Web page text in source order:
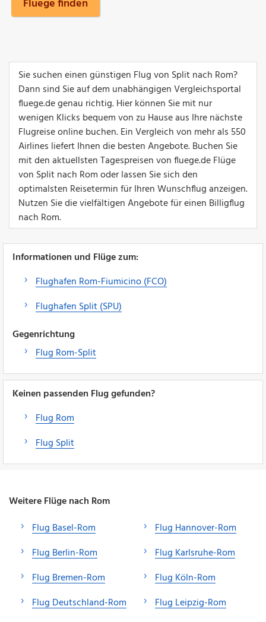
Fluege finden
Sie suchen einen günstigen Flug von Split nach Rom?
Dann sind Sie auf dem unabhängigen Vergleichsportal
fluege.de genau richtig. Hier können Sie mit nur
wenigen Klicks bequem von zu Hause aus Ihre nächste
Flugreise online buchen. Ein Vergleich von mehr als 550
Airlines liefert Ihnen die besten Angebote. Buchen Sie
mit den aktuellsten Tagespreisen von fluege.de Flüge
von Split nach Rom oder lassen Sie sich den
optimalsten Reisetermin für Ihren Wunschflug anzeigen.
Nutzen Sie die vielfältigen Angebote für einen Billigflug
nach Rom.
Informationen und Flüge zum:
Flughafen Rom-Fiumicino (FCO)
Flughafen Split (SPU)
Gegenrichtung
Flug Rom-Split
Keinen passenden Flug gefunden?
Flug Rom
Flug Split
Weitere Flüge nach Rom
Flug Basel-Rom
Flug Berlin-Rom
Flug Bremen-Rom
Flug Deutschland-Rom
Flug Hannover-Rom
Flug Karlsruhe-Rom
Flug Köln-Rom
Flug Leipzig-Rom